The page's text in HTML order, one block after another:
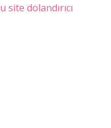
dolandırıcı